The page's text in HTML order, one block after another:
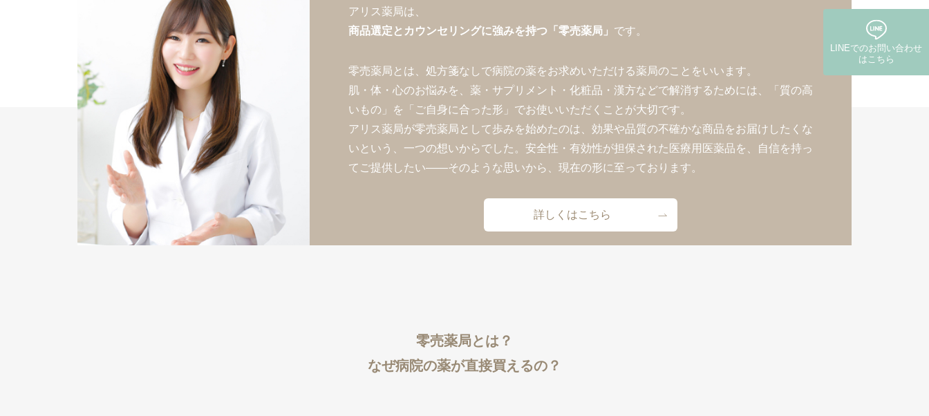
アリス薬局は、
商品選定とカウンセリングに強みを持つ「零売薬局」 です。
零売薬局とは、処方箋なしで病院の薬をお求めいただける薬局のことをいいます。
肌・体・心のお悩みを、薬・サプリメント・化粧品・漢方などで解消するためには、「質の高
いもの」を「ご自身に合った形」でお使いいただくことが大切です。
アリス薬局が零売薬局として歩みを始めたのは、効果や品質の不確かな商品をお届けしたくな
いという、一つの想いからでした。安全性・有効性が担保された医療用医薬品を、自信を持っ
てご提供したい——そのような思いから、現在の形に至っております。
詳しくはこちら
零売薬局とは？
なぜ病院の薬が直接買えるの？
LINEでのお問い合わせ
はこちら